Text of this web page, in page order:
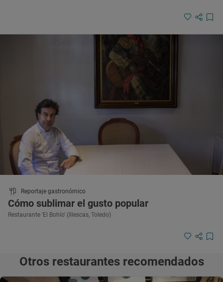
Reportaje gastronómico
Cómo sublimar el gusto popular
Restaurante 'El Bohío' (Illescas, Toledo)
Otros restaurantes recomendados